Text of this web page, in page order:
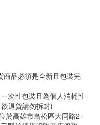
品必須是全新且包裝完
次性包裝且為個人消耗性
退貨請勿拆封)
於高雄市鳥松區大同路2-